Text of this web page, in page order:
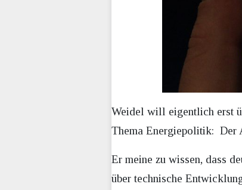
Weidel will eigentlich erst
Thema Energiepolitik: Der
Er meine zu wissen, dass
über technische